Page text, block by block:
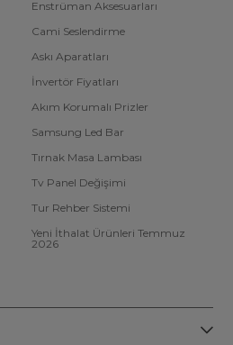
Enstrüman Aksesuarları
Cami Seslendirme
Askı Aparatları
İnvertör Fiyatları
Akım Korumalı Prizler
Samsung Led Bar
Tırnak Masa Lambası
Tv Panel Değişimi
Tur Rehber Sistemi
Yeni İthalat Ürünleri Temmuz
2026